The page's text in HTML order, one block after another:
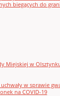
biegących do
Miejskiej w
w sprawie
na COVID-19